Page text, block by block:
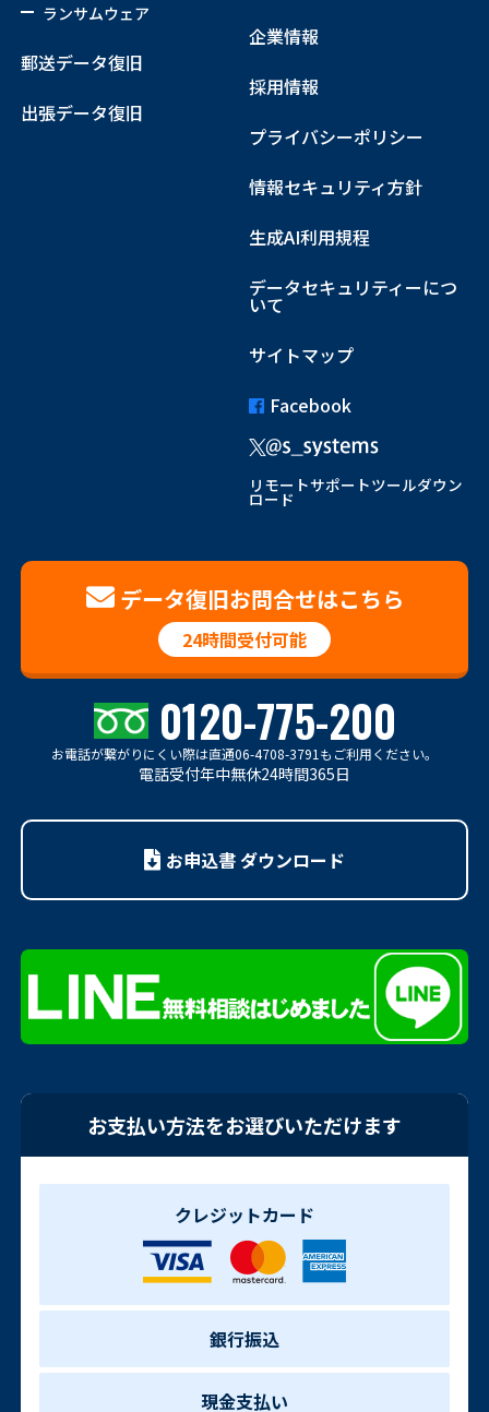
ランサムウェア
郵送データ復旧
出張データ復旧
企業情報
採用情報
プライバシーポリシー
情報セキュリティ方針
生成AI利用規程
データセキュリティーにつ
いて
サイトマップ
Facebook
リモートサポートツールダウン
ロード
データ復旧お問合せはこちら
24時間受付可能
0120-775-200
お電話が繋がりにくい際は直通06-4708-3791もご利用ください。
電話受付年中無休24時間365日
お申込書 ダウンロード
お支払い方法をお選びいただけます
クレジットカード
銀行振込
現金支払い